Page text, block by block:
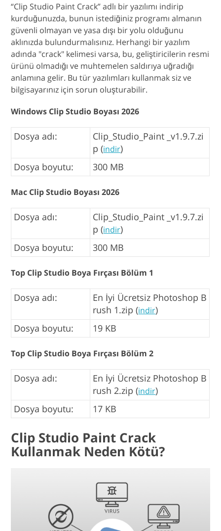
“Clip Studio Paint Crack” adlı bir yazılımı indirip
kurduğunuzda, bunun istediğiniz programı almanın
güvenli olmayan ve yasa dışı bir yolu olduğunu
aklınızda bulundurmalısınız. Herhangi bir yazılım
adında "crack" kelimesi varsa, bu, geliştiricilerin resmi
ürünü olmadığı ve muhtemelen saldırıya uğradığı
anlamına gelir. Bu tür yazılımları kullanmak siz ve
bilgisayarınız için sorun oluşturabilir.
Windows Clip Studio Boyası 2026
Dosya adı:
Clip_Studio_Paint _v1.9.7.zi
p (indir)
Dosya boyutu:
300 MB
Mac Clip Studio Boyası 2026
Dosya adı:
Clip_Studio_Paint _v1.9.7.zi
p (indir)
Dosya boyutu:
300 MB
Top Clip Studio Boya Fırçası Bölüm 1
Dosya adı:
En İyi Ücretsiz Photoshop B
rush 1.zip (indir)
Dosya boyutu:
19 KB
Top Clip Studio Boya Fırçası Bölüm 2
Dosya adı:
En İyi Ücretsiz Photoshop B
rush 2.zip (indir)
Dosya boyutu:
17 KB
Clip Studio Paint Crack
Kullanmak Neden Kötü?